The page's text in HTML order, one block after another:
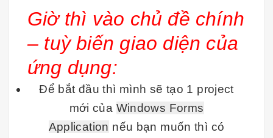
Giờ thì vào chủ đề chính
– tuỳ biến giao diện của
ứng dụng:
Để bắt đầu thì mình sẽ tạo 1 project
mới của Windows Forms
Application nếu bạn muốn thì có